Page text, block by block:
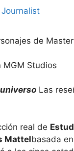
Journalist
MGM Studios
Las
real de
Mattelbasada